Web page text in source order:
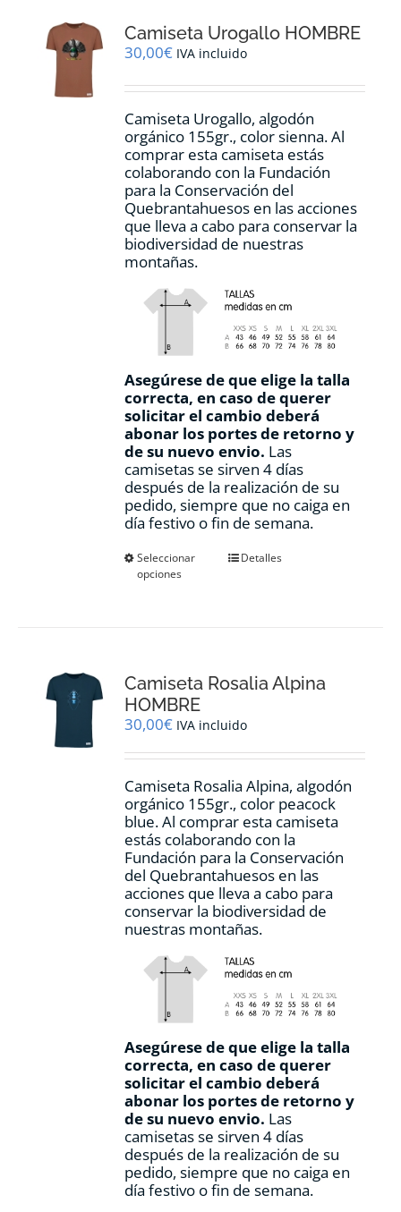
se
pueden
en
página
de
producto
Camiseta Urogallo HOMBRE
30,00€ IVA incluido
Camiseta Urogallo, algodón
orgánico 155gr., color sienna. Al
comprar esta camiseta estás
colaborando con la Fundación
para la Conservación del
Quebrantahuesos en las acciones
que lleva a cabo para conservar la
biodiversidad de nuestras
montañas.
Asegúrese de que elige la talla
correcta, en caso de querer
solicitar el cambio deberá
abonar los portes de retorno y
de su nuevo envio. Las
camisetas se sirven 4 días
después de la realización de su
pedido, siempre que no caiga en
día festivo o fin de semana.
Seleccionar
opciones
Este
se
elegir
la
de
producto
Detalles
Camiseta Rosalia Alpina
HOMBRE
30,00€ IVA incluido
Camiseta Rosalia Alpina, algodón
orgánico 155gr., color peacock
blue. Al comprar esta camiseta
estás colaborando con la
Fundación para la Conservación
del Quebrantahuesos en las
acciones que lleva a cabo para
conservar la biodiversidad de
nuestras montañas.
Asegúrese de que elige la talla
correcta, en caso de querer
solicitar el cambio deberá
abonar los portes de retorno y
de su nuevo envio. Las
camisetas se sirven 4 días
después de la realización de su
pedido, siempre que no caiga en
día festivo o fin de semana.